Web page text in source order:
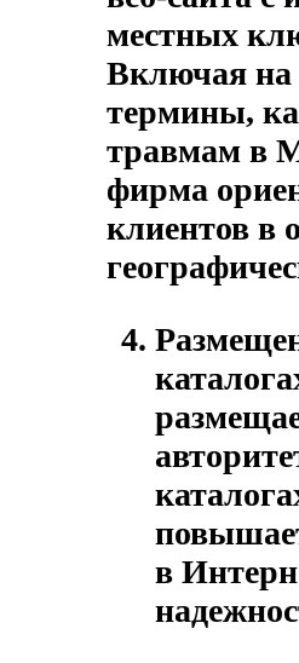
местных
Включая на
термины,
травмам в
фирма
клиентов в
в